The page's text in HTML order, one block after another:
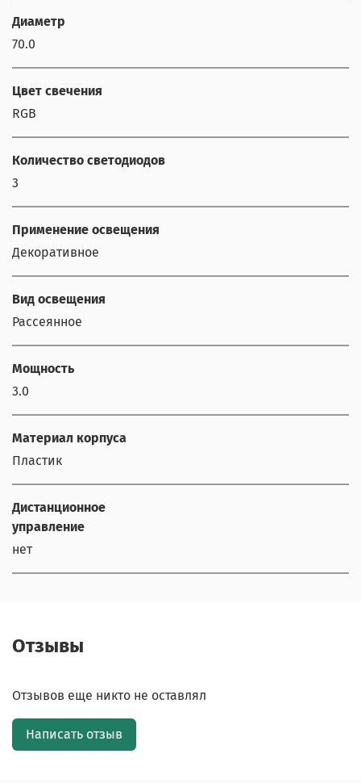
Диаметр
70.0
Цвет свечения
RGB
Количество светодиодов
3
Применение освещения
Декоративное
Вид освещения
Рассеянное
Мощность
3.0
Материал корпуса
Пластик
Дистанционное
управление
нет
Отзывы
Отзывов еще никто не оставлял
Написать отзыв